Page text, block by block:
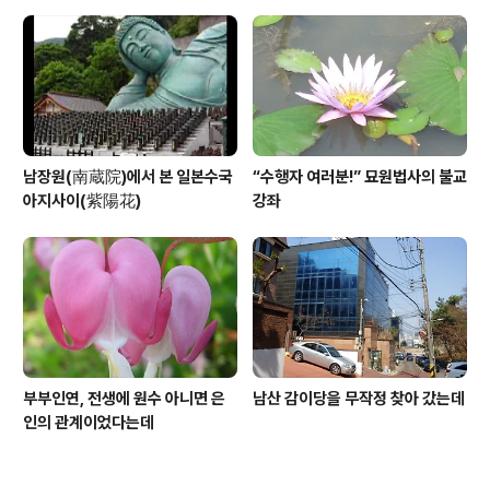
남장원(南蔵院)에서 본 일본수국
아지사이(紫陽花)
“수행자 여러분!” 묘원법사의 불교
강좌
부부인연, 전생에 원수 아니면 은
인의 관계이었다는데
남산 감이당을 무작정 찾아 갔는데